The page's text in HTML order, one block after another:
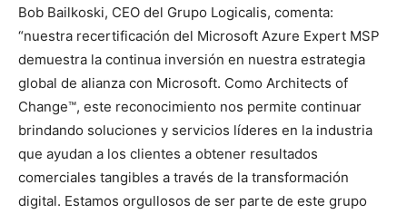
Bob Bailkoski, CEO del Grupo Logicalis, comenta:
“nuestra recertificación del Microsoft Azure Expert MSP
demuestra la continua inversión en nuestra estrategia
global de alianza con Microsoft. Como Architects of
Change™, este reconocimiento nos permite continuar
brindando soluciones y servicios líderes en la industria
que ayudan a los clientes a obtener resultados
comerciales tangibles a través de la transformación
digital. Estamos orgullosos de ser parte de este grupo